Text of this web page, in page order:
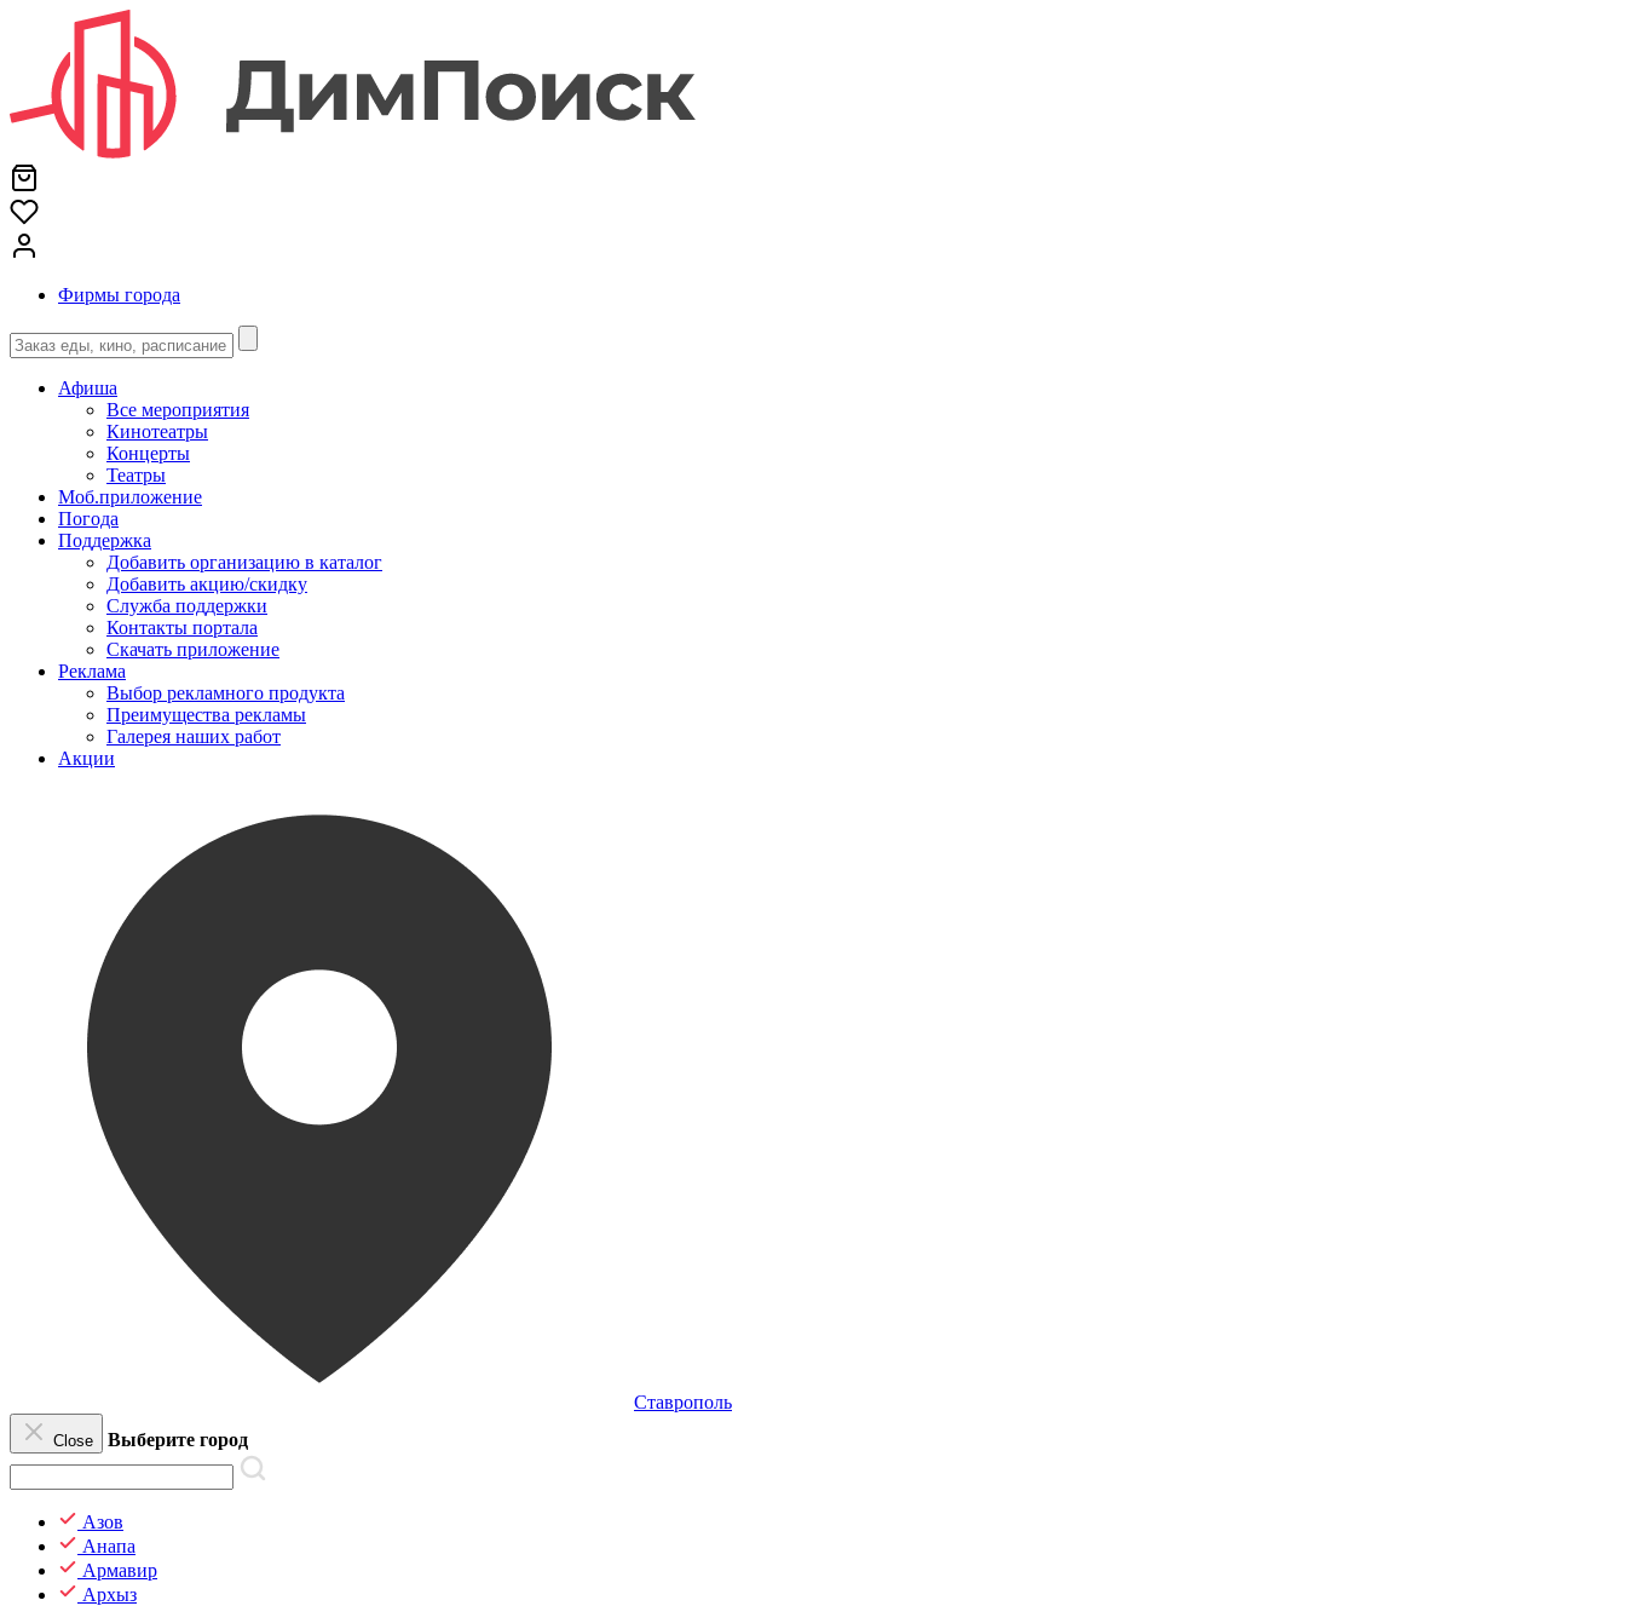
Фирмы города
Афиша
Все мероприятия
Кинотеатры
Концерты
Театры
Моб.приложение
Погода
Поддержка
Добавить организацию в каталог
Добавить акцию/скидку
Служба поддержки
Контакты портала
Скачать приложение
Реклама
Выбор рекламного продукта
Преимущества рекламы
Галерея наших работ
Акции
Ставрополь
Close Выберите город
Азов
Анапа
Армавир
Архыз